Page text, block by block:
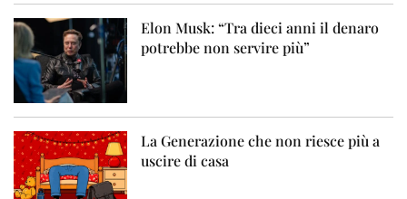
Elon Musk: “Tra dieci anni il denaro
potrebbe non servire più”
La Generazione che non riesce più a
uscire di casa